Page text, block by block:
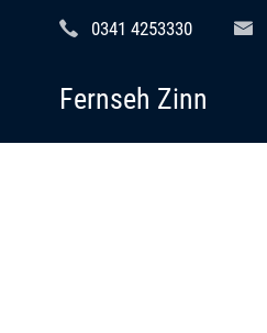
0341 4253330
Fernseh Zinn